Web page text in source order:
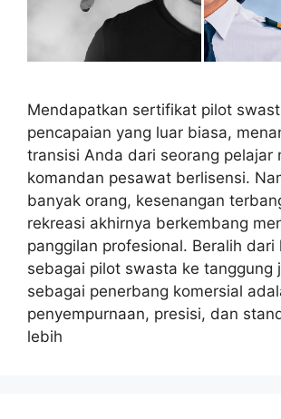
Mendapatkan sertifikat pilot
pencapaian yang luar biasa,
transisi Anda dari seorang pelajar
komandan pesawat berlisensi.
banyak orang, kesenangan
rekreasi akhirnya berkembang
panggilan profesional. Beralih dari
sebagai pilot swasta ke tanggung
sebagai penerbang komersial
penyempurnaan, presisi, dan
lebih